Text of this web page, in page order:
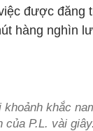
được đăng
hàng nghìn
khoảnh khắc
của P.L. vài